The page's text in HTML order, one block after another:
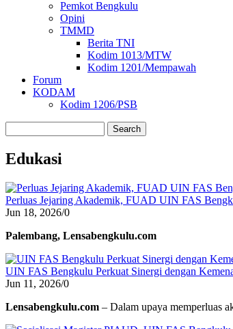
Pemkot Bengkulu
Opini
TMMD
Berita TNI
Kodim 1013/MTW
Kodim 1201/Mempawah
Forum
KODAM
Kodim 1206/PSB
Edukasi
Perluas Jejaring Akademik, FUAD UIN FAS
Jun 18, 2026/0
Palembang, Lensabengkulu.com
UIN FAS Bengkulu Perkuat Sinergi dengan
Jun 11, 2026/0
Lensabengkulu.com – Dalam upaya memperluas